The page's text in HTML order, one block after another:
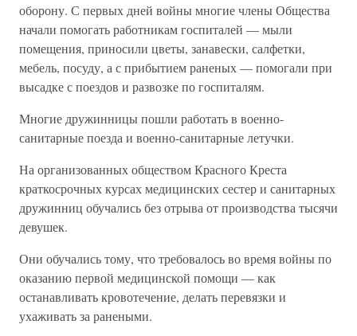
оборону. С первых дней войны многие члены Общества
начали помогать работникам госпиталей — мыли
помещения, приносили цветы, занавески, салфетки,
мебель, посуду, а с прибытием раненых — помогали при
высадке с поездов и развозке по госпиталям.
Многие дружинницы пошли работать в военно-
санитарные поезда и военно-санитарные летучки.
На организованных обществом Красного Креста
краткосрочных курсах медицинских сестер и санитарных
дружинниц обучались без отрыва от производства тысячи
девушек.
Они обучались тому, что требовалось во время войны по
оказанию первой медицинской помощи — как
останавливать кровотечение, делать перевязки и
ухаживать за ранеными.